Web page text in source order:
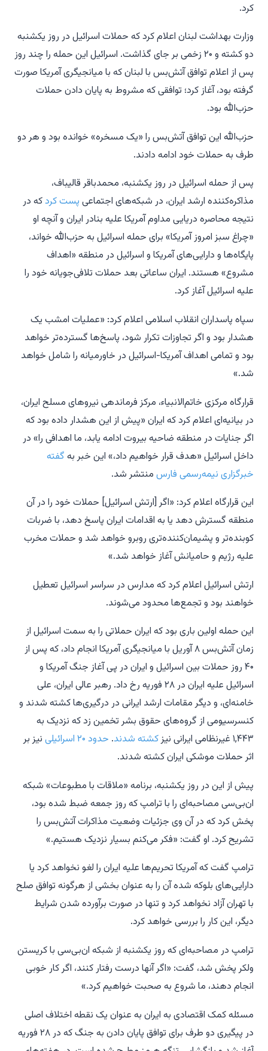
کرد.
وزارت بهداشت لبنان اعلام کرد که حملات اسرائیل در روز یکشنبه
دو کشته و ۲۰ زخمی بر جای گذاشت. اسرائیل این حمله را چند روز
پس از اعلام توافق آتش‌بس با لبنان که با میانجیگری آمریکا صورت
گرفته بود، آغاز کرد؛ توافقی که مشروط به پایان دادن حملات
حزب‌الله بود.
حزب‌الله این توافق آتش‌بس را «یک مسخره» خوانده بود و هر دو
طرف به حملات خود ادامه دادند.
پس از حمله اسرائیل در روز یکشنبه، محمدباقر قالیباف،
مذاکره‌کننده ارشد ایران، در شبکه‌های اجتماعی پست کردکه در
نتیجه محاصره دریایی مداوم آمریکا علیه بنادر ایران و آنچه او
«چراغ سبز امروز آمریکا» برای حمله اسرائیل به حزب‌الله خواند،
پایگاه‌ها و دارایی‌های آمریکا و اسرائیل در منطقه «اهداف
مشروع» هستند. ایران ساعاتی بعد حملات تلافی‌جویانه خود را
علیه اسرائیل آغاز کرد.
سپاه پاسداران انقلاب اسلامی اعلام کرد: «عملیات امشب یک
هشدار بود و اگر تجاوزات تکرار شود، پاسخ‌ها گسترده‌تر خواهد
بود و تمامی اهداف آمریکا-اسرائیل در خاورمیانه را شامل خواهد
شد.»
قرارگاه مرکزی خاتم‌الانبیاء، مرکز فرماندهی نیروهای مسلح ایران،
در بیانیه‌ای اعلام کرد که ایران «پیش از این هشدار داده بود که
اگر جنایات در منطقه ضاحیه بیروت ادامه یابد، ما اهدافی را» در
داخل اسرائیل «هدف قرار خواهیم داد،» این خبر به گفته
خبرگزاری نیمه‌رسمی فارس منتشر شد.
این قرارگاه اعلام کرد: «اگر [ارتش اسرائیل] حملات خود را در آن
منطقه گسترش دهد یا به اقدامات ایران پاسخ دهد، با ضربات
کوبنده‌تر و پشیمان‌کننده‌تری روبرو خواهد شد و حملات مخرب
علیه رژیم و حامیانش آغاز خواهد شد.»
ارتش اسرائیل اعلام کرد که مدارس در سراسر اسرائیل تعطیل
خواهند بود و تجمع‌ها محدود می‌شوند.
این حمله اولین باری بود که ایران حملاتی را به سمت اسرائیل از
زمان آتش‌بس ۸ آوریل با میانجیگری آمریکا انجام داد، که پس از
۴۰ روز حملات بین اسرائیل و ایران در پی آغاز جنگ آمریکا و
اسرائیل علیه ایران در ۲۸ فوریه رخ داد. رهبر عالی ایران، علی
خامنه‌ای، و دیگر مقامات ارشد ایرانی در درگیری‌ها کشته شدند و
کنسرسیومی از گروه‌های حقوق بشر تخمین زد که نزدیک به
۱,۴۴۳ غیرنظامی ایرانی نیز
کشته شدند. حدود ۲۰ اسرائیلی
نیز بر
اثر حملات موشکی ایران کشته شدند.
پیش از این در روز یکشنبه، برنامه «ملاقات با مطبوعات» شبکه
ان‌بی‌سی مصاحبه‌ای را با ترامپ که روز جمعه ضبط شده بود،
پخش کرد که در آن وی جزئیات وضعیت مذاکرات آتش‌بس را
تشریح کرد. او گفت: «فکر می‌کنم بسیار نزدیک هستیم.»
ترامپ گفت که آمریکا تحریم‌ها علیه ایران را لغو نخواهد کرد یا
دارایی‌های بلوکه شده آن را به عنوان بخشی از هرگونه توافق صلح
با تهران آزاد نخواهد کرد و تنها در صورت برآورده شدن شرایط
دیگر، این کار را بررسی خواهد کرد.
ترامپ در مصاحبه‌ای که روز یکشنبه از شبکه ان‌بی‌سی با کریستن
ولکر پخش شد، گفت: «اگر آنها درست رفتار کنند، اگر کار خوبی
انجام دهند، ما شروع به صحبت خواهیم کرد.»
مسئله کمک اقتصادی به ایران به عنوان یک نقطه اختلاف اصلی
در پیگیری دو طرف برای توافق پایان دادن به جنگ که در ۲۸ فوریه